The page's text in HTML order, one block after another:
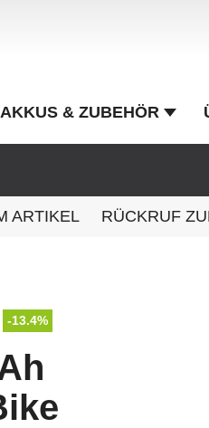
& ZUBEHÖR
ARTIKEL RÜCKRUF
-13.4%